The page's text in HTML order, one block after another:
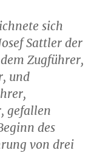
sich
Sattler der
Zugführer,
und
gefallen
des
von drei